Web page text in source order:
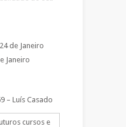
de Janeiro
Janeiro
– Luís Casado
cursos e